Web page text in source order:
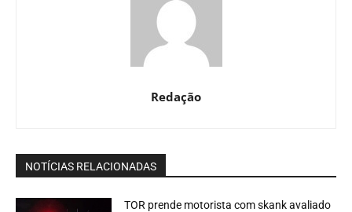
Redação
NOTÍCIAS RELACIONADAS
TOR prende motorista com skank avaliado